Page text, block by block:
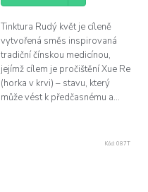
Tinktura Rudý květ je cíleně
vytvořená směs inspirovaná
tradiční čínskou medicínou,
jejímž cílem je pročištění Xue Re
(horka v krvi) – stavu, který
může vést k předčasnému a...
Kód: 087T